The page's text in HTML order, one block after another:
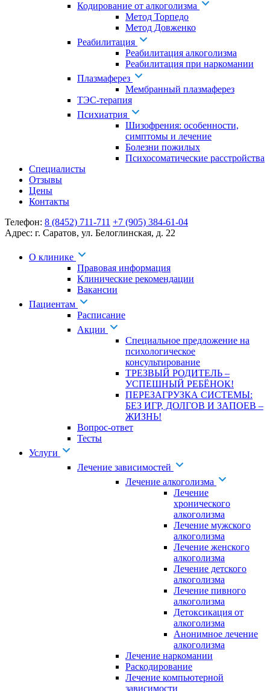
Кодирование от алкоголизма
Метод Торпедо
Метод Довженко
Реабилитация
Реабилитация алкоголизма
Реабилитация при наркомании
Плазмаферез
Мембранный плазмаферез
ТЭС-терапия
Психиатрия
Шизофрения: особенности,
симптомы и лечение
Болезни пожилых
Психосоматические расстройства
Специалисты
Отзывы
Цены
Контакты
Телефон: 8 (8452) 711-711 +7 (905) 384-61-04
Адрес: г. Саратов, ул. Белоглинская, д. 22
О клинике
Правовая информация
Клинические рекомендации
Вакансии
Пациентам
Расписание
Акции
Специальное предложение на
психологическое
консультирование
ТРЕЗВЫЙ РОДИТЕЛЬ –
УСПЕШНЫЙ РЕБЁНОК!
ПЕРЕЗАГРУЗКА СИСТЕМЫ:
БЕЗ ИГР, ДОЛГОВ И ЗАПОЕВ –
ЖИЗНЬ!
Вопрос-ответ
Тесты
Услуги
Лечение зависимостей
Лечение алкоголизма
Лечение
хронического
алкоголизма
Лечение мужского
алкоголизма
Лечение женского
алкоголизма
Лечение детского
алкоголизма
Лечение пивного
алкоголизма
Детоксикация от
алкоголизма
Анонимное лечение
алкоголизма
Лечение наркомании
Раскодирование
Лечение компьютерной
зависимости